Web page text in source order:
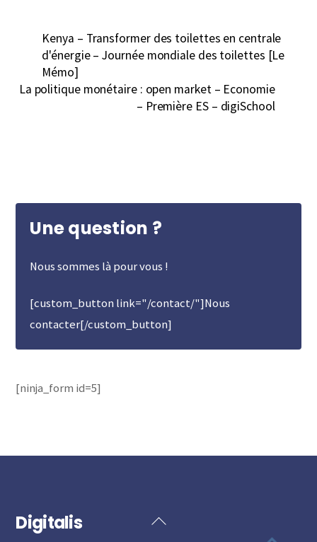
Kenya – Transformer des toilettes en centrale
d'énergie – Journée mondiale des toilettes [Le
Mémo]
La politique monétaire : open market – Economie
– Première ES – digiSchool
Une question ?
Nous sommes là pour vous !
[custom_button link="/contact/"]Nous
contacter[/custom_button]
[ninja_form id=5]
Back
Digitalis